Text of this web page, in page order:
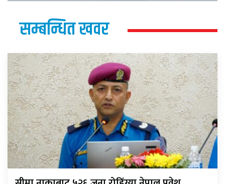
सम्बन्धित खवर